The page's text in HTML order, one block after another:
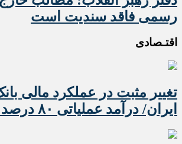
رسمی فاقد سندیت است
اقتـصادی
تغییر مثبت در عملکرد مالی
ایران/ درآمد عملیاتی ۸۰ درصد رشد کرد